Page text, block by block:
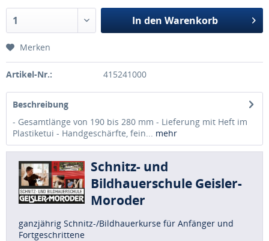
In den Warenkorb
Merken
Artikel-Nr.: 415241000
Beschreibung
- Gesamtlänge von 190 bis 280 mm - Lieferung mit Heft im
Plastiketui - Handgeschärfte, fein... mehr
Schnitz- und
Bildhauerschule Geisler-
Moroder
ganzjährig Schnitz-/Bildhauerkurse für Anfänger und
Fortgeschrittene